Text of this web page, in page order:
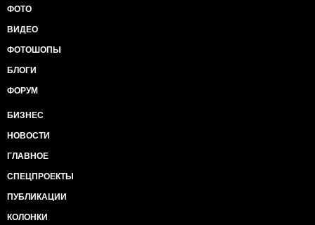
ФОТО
ВИДЕО
ФОТОШОПЫ
БЛОГИ
ФОРУМ
БИЗНЕС
НОВОСТИ
ГЛАВНОЕ
СПЕЦПРОЕКТЫ
ПУБЛИКАЦИИ
КОЛОНКИ